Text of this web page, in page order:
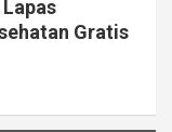
Gratis